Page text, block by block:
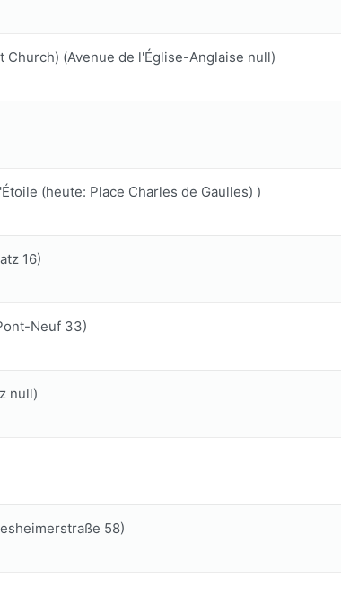
(Avenue de l'Église-Anglaise null)
(heute: Place Charles de Gaulles) )
16)
Neuf 33)
null)
58)